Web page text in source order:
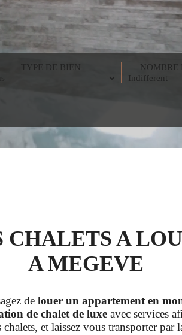
TYPE DE BIEN NOMBRE
CHALETS A
A MEGEVE
de louer un appartement en
de chalet de luxe avec services
et laissez vous transporter